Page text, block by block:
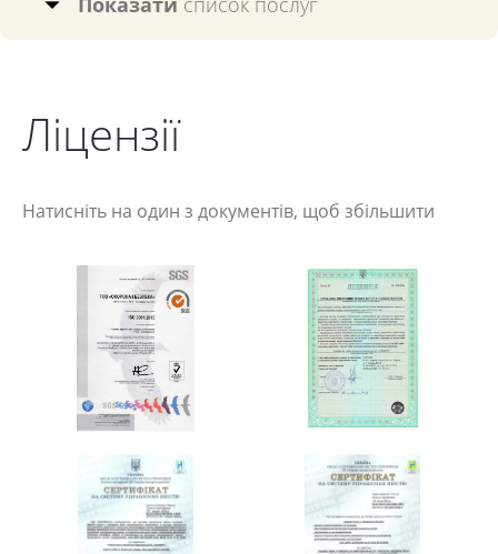
Ліцензії
Натисніть на один з документів, щоб збільшити